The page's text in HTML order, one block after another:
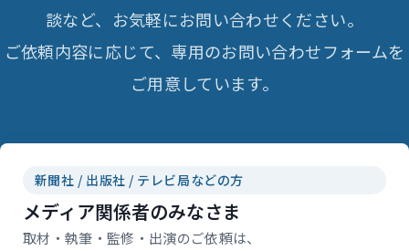
談など、お気軽にお問い合わせください。
ご依頼内容に応じて、専用のお問い合わせフォームを
ご用意しています。
新聞社 / 出版社 / テレビ局などの方
メディア関係者のみなさま
取材・執筆・監修・出演のご依頼は、